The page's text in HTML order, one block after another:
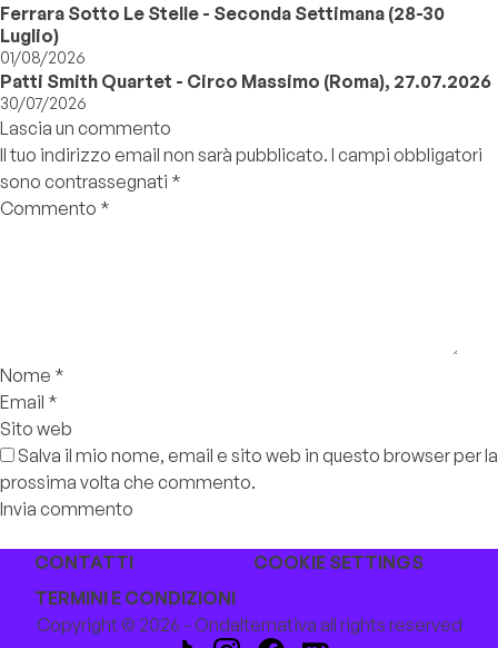
Ferrara Sotto Le Stelle - Seconda Settimana (28-30
Luglio)
01/08/2026
Patti Smith Quartet - Circo Massimo (Roma), 27.07.2026
30/07/2026
Lascia un commento
Il tuo indirizzo email non sarà pubblicato. I campi obbligatori
sono contrassegnati *
Commento *
Nome *
Email *
Sito web
Salva il mio nome, email e sito web in questo browser per la
prossima volta che commento.
CONTATTI
COOKIE SETTINGS
TERMINI E CONDIZIONI
Copyright © 2026 - Ondalternativa all rights reserved